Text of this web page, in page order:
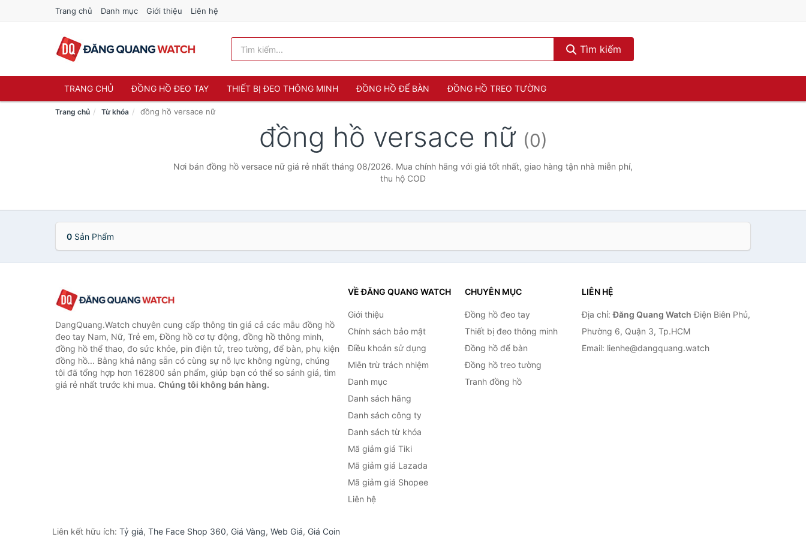
Trang chủ Danh mục Giới thiệu Liên hệ
Tìm kiếm
TRANG CHỦ ĐỒNG HỒ ĐEO TAY THIẾT BỊ ĐEO THÔNG MINH ĐỒNG HỒ ĐỂ BÀN ĐỒNG HỒ TREO TƯỜNG
Trang chủ Từ khóa đồng hồ versace nữ
đồng hồ versace nữ (0)
Nơi bán đồng hồ versace nữ giá rẻ nhất tháng 08/2026. Mua chính hãng với giá tốt nhất, giao hàng tận nhà miễn phí,
thu hộ COD
0 Sản Phẩm
DangQuang.Watch chuyên cung cấp thông tin giá cả các mẫu đồng hồ
đeo tay Nam, Nữ, Trẻ em, Đồng hồ cơ tự động, đồng hồ thông minh,
đồng hồ thể thao, đo sức khỏe, pin điện tử, treo tường, để bàn, phụ kiện
đồng hồ... Bằng khả năng sẵn có cùng sự nỗ lực không ngừng, chúng
tôi đã tổng hợp hơn 162800 sản phẩm, giúp bạn có thể so sánh giá, tìm
giá rẻ nhất trước khi mua. Chúng tôi không bán hàng.
VỀ ĐĂNG QUANG WATCH
Giới thiệu
Chính sách bảo mật
Điều khoản sử dụng
Miễn trừ trách nhiệm
Danh mục
Danh sách hãng
Danh sách công ty
Danh sách từ khóa
Mã giảm giá Tiki
Mã giảm giá Lazada
Mã giảm giá Shopee
Liên hệ
CHUYÊN MỤC
Đồng hồ đeo tay
Thiết bị đeo thông minh
Đồng hồ để bàn
Đồng hồ treo tường
Tranh đồng hồ
LIÊN HỆ
Địa chỉ:Đăng Quang Watch Điện Biên Phủ,
Phường 6, Quận 3, Tp.HCM
Email: lienhe@dangquang.watch
Liên kết hữu ích: Tỷ giá, The Face Shop 360, Giá Vàng, Web Giá, Giá Coin